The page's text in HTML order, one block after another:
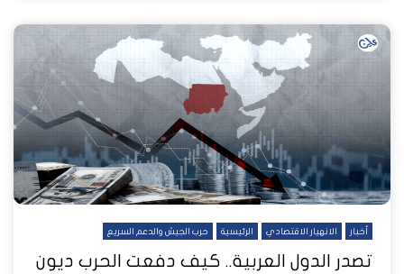
أخبار الانهيار الاقتصادي الرئيسية حرب الجيش والدعم السريع
تصدر الدول العربية.. كيف دفعت الحرب ديون